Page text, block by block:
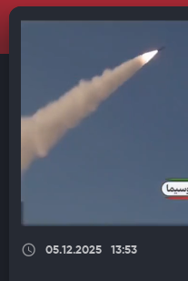
05.12.2025 13:53